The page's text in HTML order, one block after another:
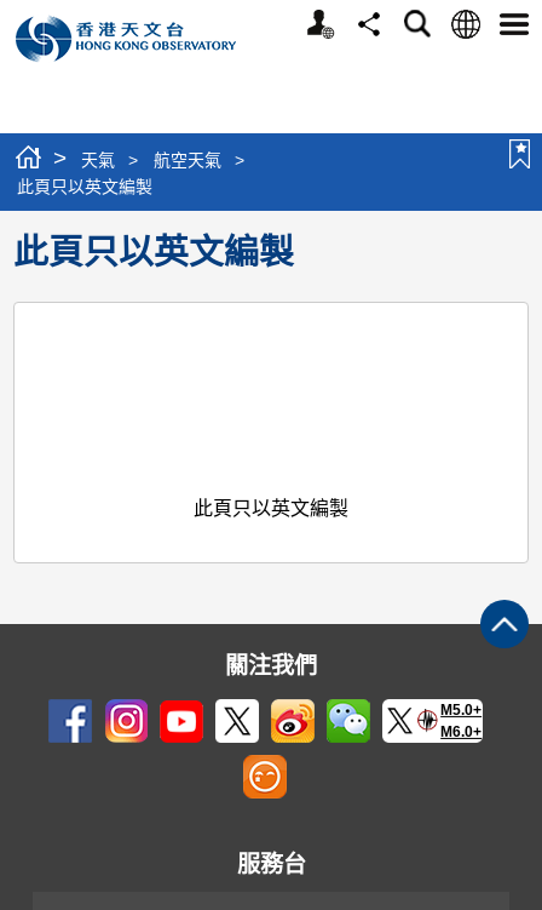
個
分
搜
語
選
> 天氣 > 航空天氣
>
此頁只以英文編製
此頁只以英文編製
此頁只以英文編製
關注我們
M5.0+
M6.0+
服務台